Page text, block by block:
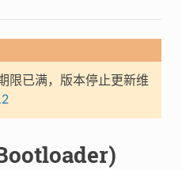
限已满，版本停止更新维